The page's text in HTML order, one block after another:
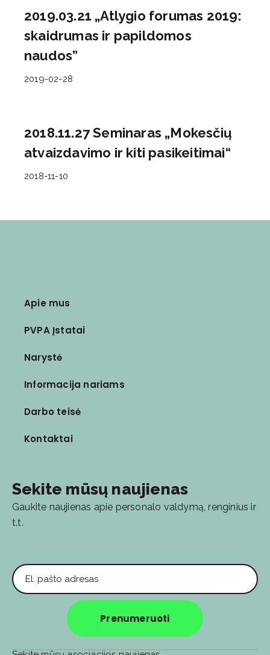
2019.03.21 „Atlygio forumas 2019:
skaidrumas ir papildomos
naudos”
2019-02-28
2018.11.27 Seminaras „Mokesčių
atvaizdavimo ir kiti pasikeitimai“
2018-11-10
Apie mus
PVPA Įstatai
Narystė
Informacija nariams
Darbo teisė
Kontaktai
Sekite mūsų naujienas
Gaukite naujienas apie personalo valdymą, renginius ir
t.t.
Prenumeruoti